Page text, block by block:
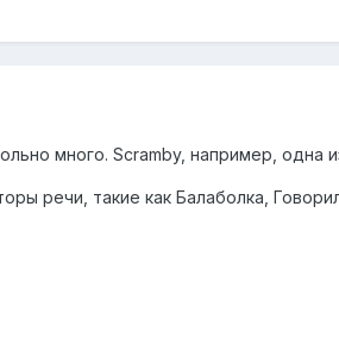
много. Scramby, например, одна
речи, такие как Балаболка,